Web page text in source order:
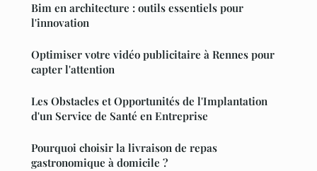
Bim en architecture : outils essentiels pour
l'innovation
Optimiser votre vidéo publicitaire à Rennes pour
capter l'attention
Les Obstacles et Opportunités de l'Implantation
d'un Service de Santé en Entreprise
Pourquoi choisir la livraison de repas
gastronomique à domicile ?